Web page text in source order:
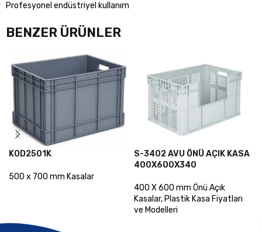
Profesyonel endüstriyel kullanım
BENZER ÜRÜNLER
KOD2501K
500 x 700 mm Kasalar
S-3402 AVU ÖNÜ AÇIK KASA
400X600X340
400 X 600 mm Önü Açık
Kasalar, Plastik Kasa Fiyatları
ve Modelleri